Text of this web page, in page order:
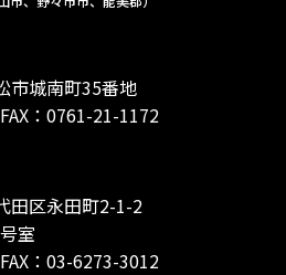
城南町35番地
FAX：0761-21-1172
区永田町2-1-2
室
FAX：03-6273-3012